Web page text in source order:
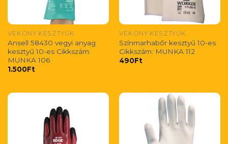
VÉKONY KESZTYŰK
Ansell 58430 vegyi anyag
kesztyű 10-es Cikkszám:
MUNKA 106
1.500Ft
VÉKONY KESZTYŰK
Színmarhabőr kesztyű 10-es
Cikkszám: MUNKA 112
490Ft